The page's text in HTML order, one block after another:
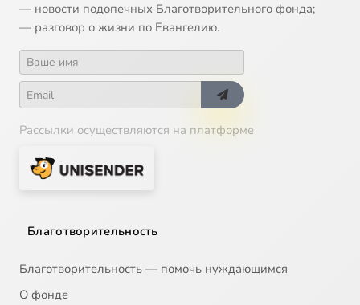
— новости подопечных Благотворительного фонда;
— разговор о жизни по Евангелию.
Рассылки осуществляются на платформе
Благотворительность
Благотворительность — помочь нуждающимся
О фонде